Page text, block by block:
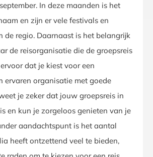
In deze maanden is het
en zijn er vele festivals en
de regio. Daarnaast is het belangrijk
de reisorganisatie die de groepsreis
dat je kiest voor een
ervaren organisatie met goede
je zeker dat jouw groepsreis in
en kun je zorgeloos genieten van je
aandachtspunt is het aantal
heeft ontzettend veel te bieden,